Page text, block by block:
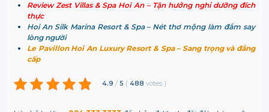
Review Zest Villas & Spa Hoi An – Tận hưởng nghỉ dưỡng đích
thực
Hoi An Silk Marina Resort & Spa – Nét thơ mộng làm đắm say
lòng người
Le Pavillon Hoi An Luxury Resort & Spa – Sang trọng và đẳng
cấp
4.9 / 5 ( 488 votes )